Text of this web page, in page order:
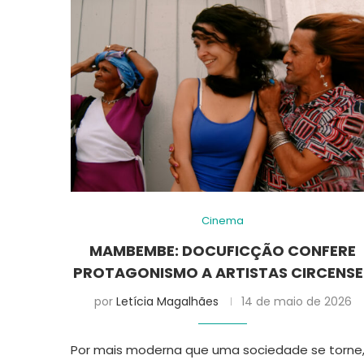
Cinema
MAMBEMBE: DOCUFICÇÃO CONFERE
PROTAGONISMO A ARTISTAS
por Letícia Magalhães 14 de maio de 2026
Por mais moderna que uma sociedade se torne,